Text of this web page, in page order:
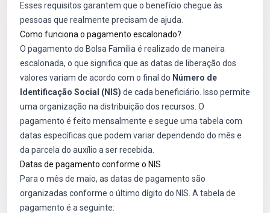
Esses requisitos garantem que o benefício chegue às
pessoas que realmente precisam de ajuda.
Como funciona o pagamento escalonado?
O pagamento do Bolsa Família é realizado de maneira
escalonada, o que significa que as datas de liberação dos
valores variam de acordo com o final do Número de
Identificação Social (NIS) de cada beneficiário. Isso permite
uma organização na distribuição dos recursos. O
pagamento é feito mensalmente e segue uma tabela com
datas específicas que podem variar dependendo do mês e
da parcela do auxílio a ser recebida.
Datas de pagamento conforme o NIS
Para o mês de maio, as datas de pagamento são
organizadas conforme o último dígito do NIS. A tabela de
pagamento é a seguinte: